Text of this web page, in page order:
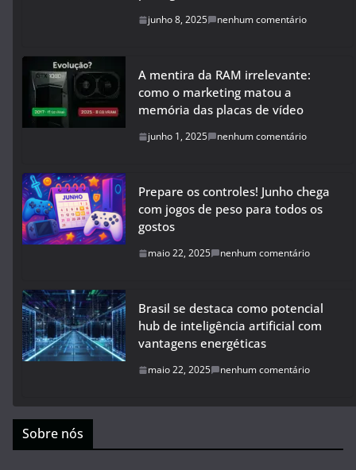
junho 8, 2025 nenhum comentário
A mentira da RAM irrelevante:
como o marketing matou a
memória das placas de vídeo
junho 1, 2025 nenhum comentário
Prepare os controles! Junho chega
com jogos de peso para todos os
gostos
maio 22, 2025 nenhum comentário
Brasil se destaca como potencial
hub de inteligência artificial com
vantagens energéticas
maio 22, 2025 nenhum comentário
Sobre nós